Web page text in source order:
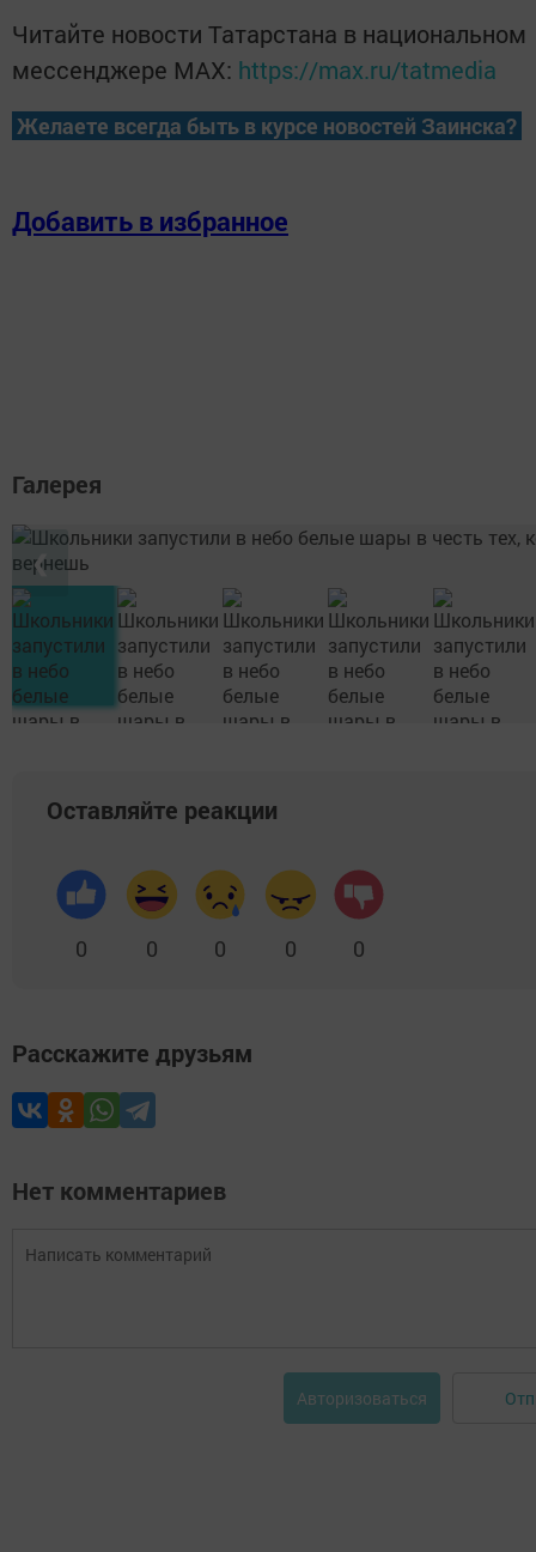
Читайте новости Татарстана в национальном
мессенджере MАХ: https://max.ru/tatmedia
Желаете всегда быть в курсе новостей Заинска?
Добавить в избранное
Галерея
❮
Оставляйте реакции
0 0 0 0 0
Расскажите друзьям
Нет комментариев
Авторизоваться